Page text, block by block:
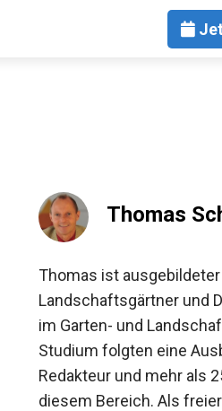
Thomas
Thomas ist ausgebildeter
Landschaftsgärtner und
im Garten- und
Studium folgten eine
Redakteur und mehr als
diesem Bereich. Als